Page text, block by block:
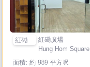
紅磡
紅磡廣場
Hung Hom Square
面積: 約 989 平方呎